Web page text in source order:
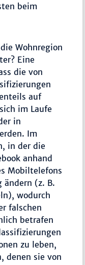
beim
Wohnregion
Eine
die von
auf
im Laufe
in
Im
in der die
anhand
Mobiltelefons
(z. B.
wodurch
falschen
betrafen
zu leben,
denen sie von